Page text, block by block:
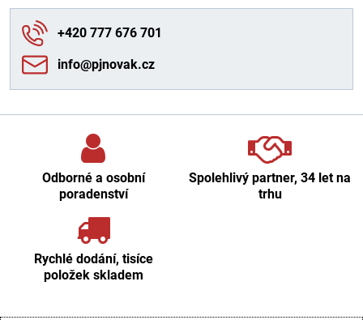
+420 777 676 701
info​@pjnovak​.cz
Odborné a osobní
poradenství
Spolehlivý partner, 34 let na
trhu
Rychlé dodání, tisíce
položek skladem